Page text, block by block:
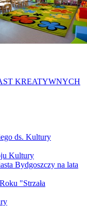
KREATYWNYCH
ds. Kultury
Kultury
Bydgoszczy na lata
"Strzała